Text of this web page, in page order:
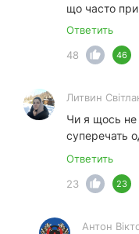
що часто
Ответить
48
46
Литвин
Чи я щось не
суперечать
Ответить
23
23
Антон